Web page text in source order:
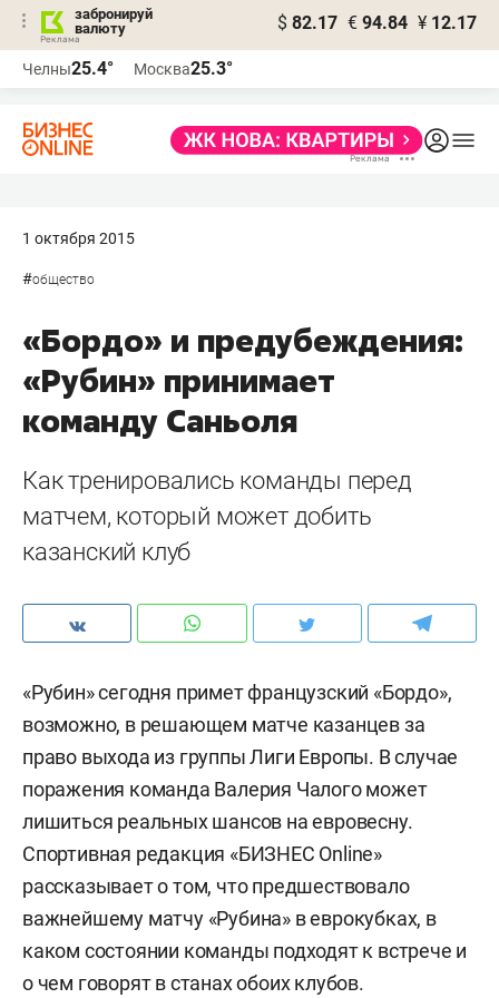
забронируй
валюту
$ 82.17 € 94.84 ¥ 12.17
Челны25.4° Москва25.3°
1 октября 2015
#общество
«Бордо» и предубеждения:
«Рубин» принимает
команду Саньоля
Как тренировались команды перед
матчем, который может добить
казанский клуб
«Рубин» сегодня примет французский «Бордо»,
возможно, в решающем матче казанцев за
право выхода из группы Лиги Европы. В случае
поражения команда Валерия Чалого может
лишиться реальных шансов на евровесну.
Спортивная редакция «БИЗНЕС Online»
рассказывает о том, что предшествовало
важнейшему матчу «Рубина» в еврокубках, в
каком состоянии команды подходят к встрече и
о чем говорят в станах обоих клубов.